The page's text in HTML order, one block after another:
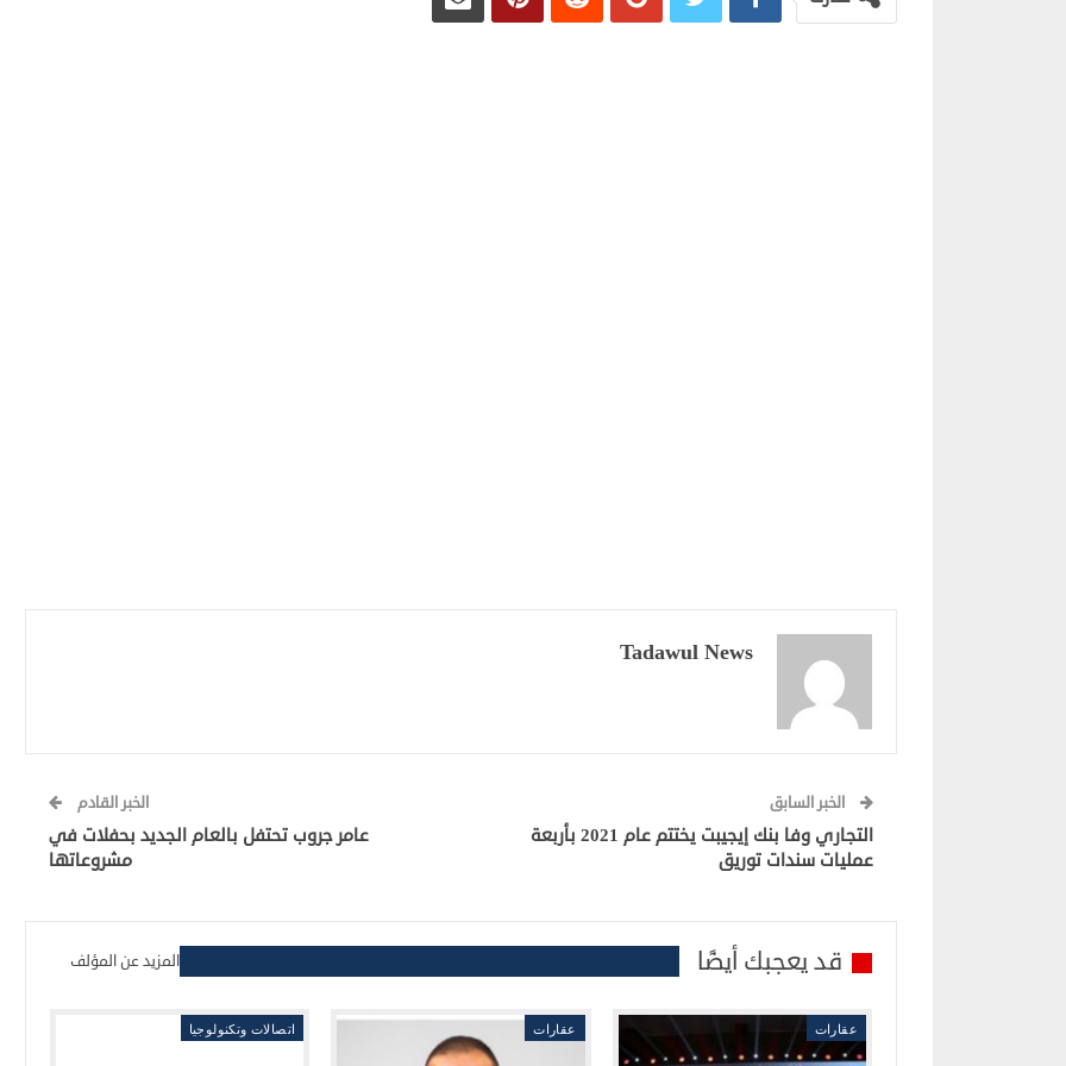
Tadawul News
الخبر السابق
التجاري وفا بنك إيجيبت يختتم عام 2021 بأربعة
عمليات سندات توريق
الخبر القادم
عامر جروب تحتفل بالعام الجديد بحفلات في
مشروعاتها
قد يعجبك أيضًا المزيد عن المؤلف
عقارات عقارات اتصالات وتكنولوجيا